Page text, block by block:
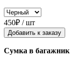
450₽ / шт
Добавить к заказу
Сумка в багажник